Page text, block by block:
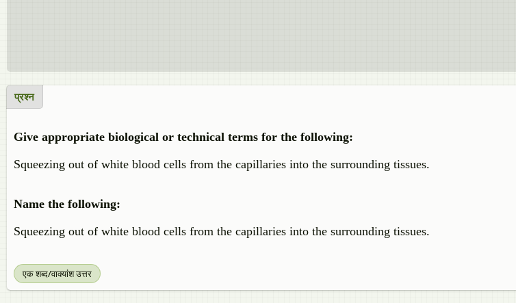
प्रश्न
Give appropriate biological or technical terms for the following:
Squeezing out of white blood cells from the capillaries into the surrounding tissues.
Name the following:
Squeezing out of white blood cells from the capillaries into the surrounding tissues.
एक शब्द/वाक्यांश उत्तर